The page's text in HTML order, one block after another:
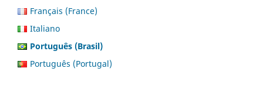
Français (France)
Italiano
Português (Brasil)
Português (Portugal)